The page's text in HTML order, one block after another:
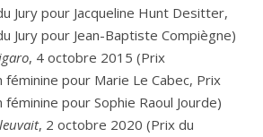
Jury pour Jacqueline Hunt Desitter,
Jury pour Jean-Baptiste Compiègne)
, 4 octobre 2015 (Prix
pour Marie Le Cabec, Prix
pour Sophie Raoul Jourde)
, 2 octobre 2020 (Prix du